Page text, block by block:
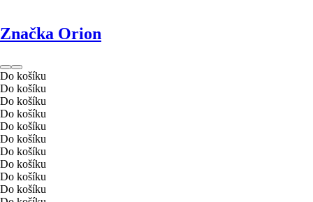
Značka Orion
Do košíku
Do košíku
Do košíku
Do košíku
Do košíku
Do košíku
Do košíku
Do košíku
Do košíku
Do košíku